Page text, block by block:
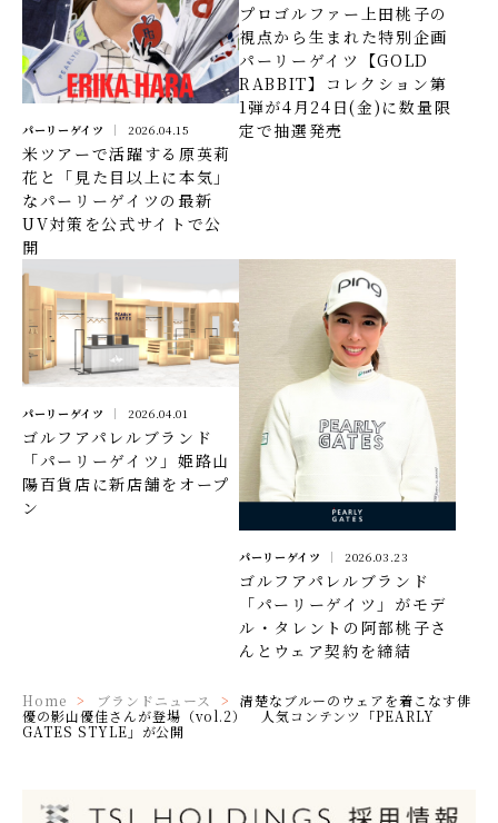
パーリーゲイツ 2026.04.15
米ツアーで活躍する原英莉
花と「見た目以上に本気」
なパーリーゲイツの最新
UV対策を公式サイトで公
開
プロゴルファー上田桃子の
視点から生まれた特別企画
パーリーゲイツ【GOLD
RABBIT】コレクション第
1弾が4月24日(金)に数量限
定で抽選発売
パーリーゲイツ 2026.04.01
ゴルフアパレルブランド
「パーリーゲイツ」姫路山
陽百貨店に新店舗をオープ
ン
パーリーゲイツ 2026.03.23
ゴルフアパレルブランド
「パーリーゲイツ」がモデ
ル・タレントの阿部桃子さ
んとウェア契約を締結
Home ブランドニュース
清楚なブルーのウェアを着こなす俳
優の影山優佳さんが登場（vol.2） 人気コンテンツ「PEARLY
GATES STYLE」が公開